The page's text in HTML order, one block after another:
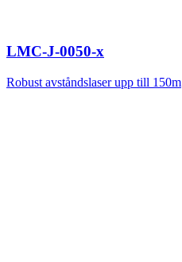
LMC-J-0050-x
Robust avståndslaser upp till 150m